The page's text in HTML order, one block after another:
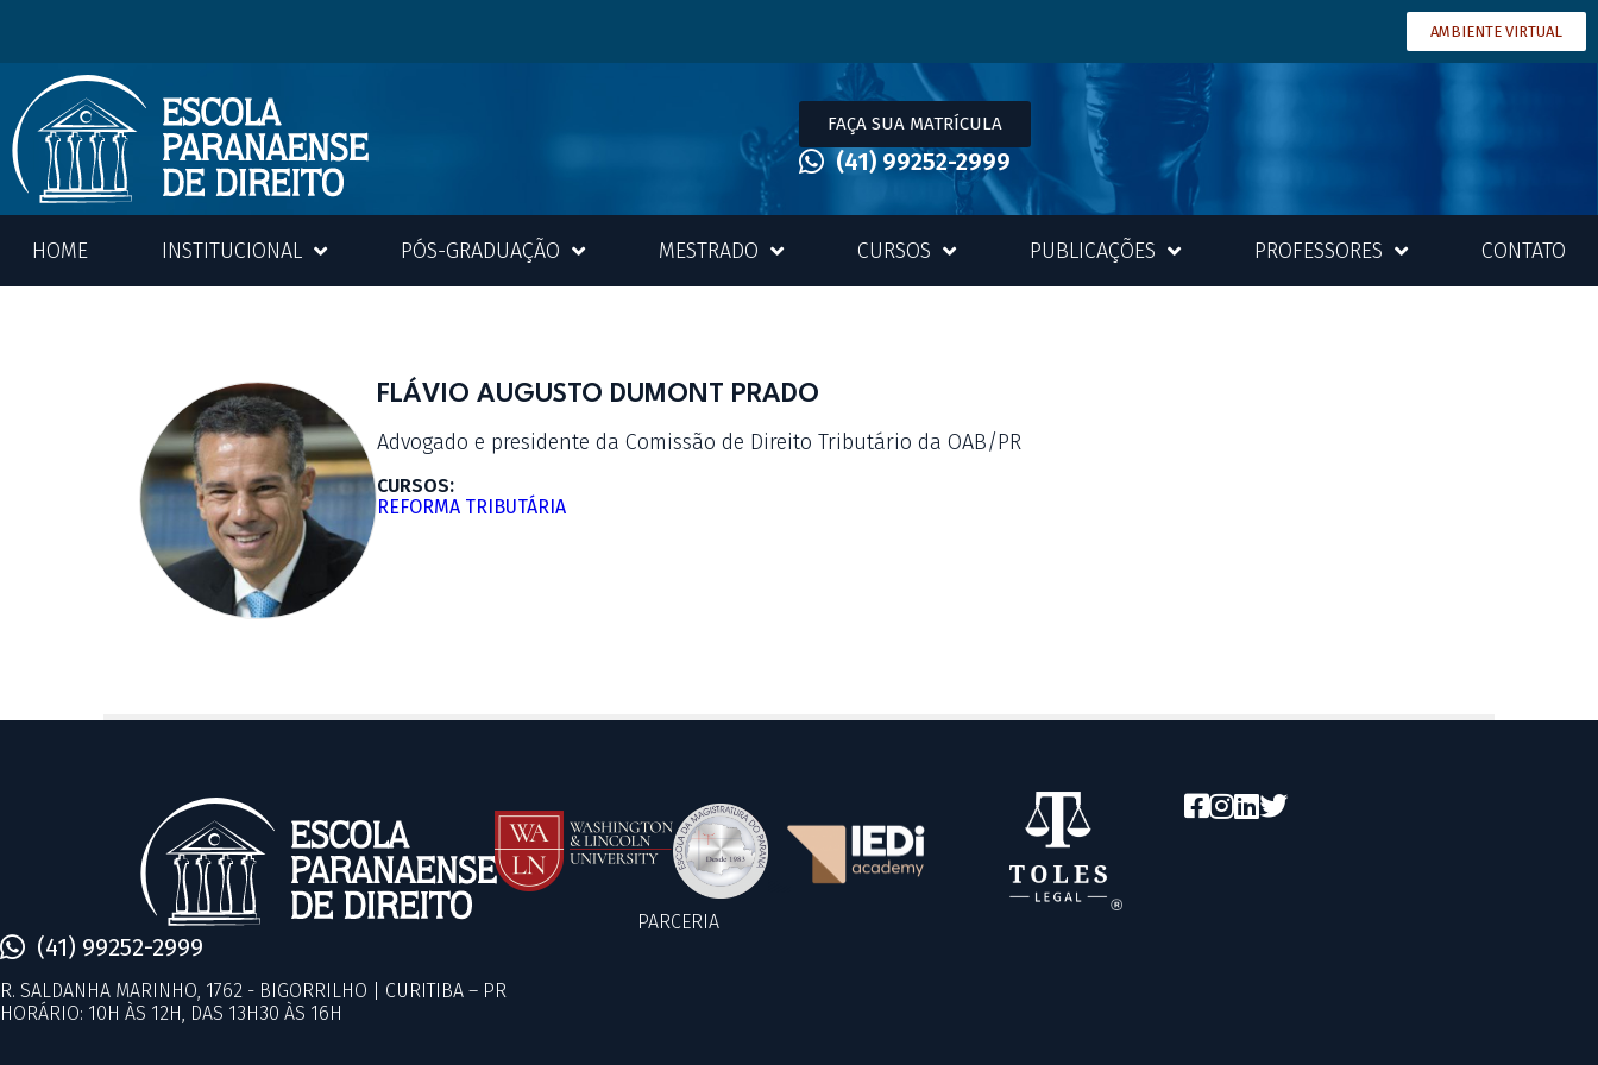
AMBIENTE VIRTUAL
FAÇA SUA MATRÍCULA
(41) 99252-2999
HOME INSTITUCIONAL PÓS-GRADUAÇÃO MESTRADO CURSOS PUBLICAÇÕES PROFESSORES CONTATO
FLÁVIO AUGUSTO DUMONT PRADO
Advogado e presidente da Comissão de Direito Tributário da OAB/PR
CURSOS:
REFORMA TRIBUTÁRIA
PARCERIA
(41) 99252-2999
R. SALDANHA MARINHO, 1762 - BIGORRILHO | CURITIBA – PR
HORÁRIO: 10H ÀS 12H, DAS 13H30 ÀS 16H